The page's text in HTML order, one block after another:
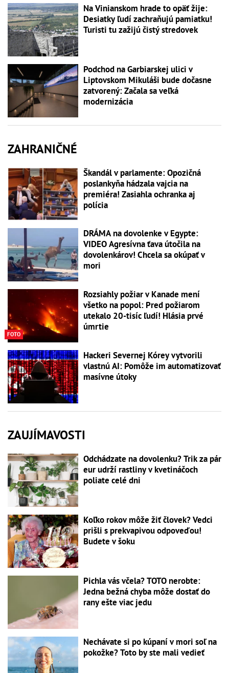
Na Vinianskom hrade to opäť žije:
Desiatky ľudí zachraňujú pamiatku!
Turisti tu zažijú čistý stredovek
Podchod na Garbiarskej ulici v
Liptovskom Mikuláši bude dočasne
zatvorený: Začala sa veľká
modernizácia
ZAHRANIČNÉ
Škandál v parlamente: Opozičná
poslankyňa hádzala vajcia na
premiéra! Zasiahla ochranka aj
polícia
DRÁMA na dovolenke v Egypte:
VIDEO Agresívna ťava útočila na
dovolenkárov! Chcela sa okúpať v
mori
FOTO
Rozsiahly požiar v Kanade mení
všetko na popol: Pred požiarom
utekalo 20-tisíc ľudí! Hlásia prvé
úmrtie
Hackeri Severnej Kórey vytvorili
vlastnú AI: Pomôže im automatizovať
masívne útoky
ZAUJÍMAVOSTI
Odchádzate na dovolenku? Trik za pár
eur udrží rastliny v kvetináčoch
poliate celé dni
Koľko rokov môže žiť človek? Vedci
prišli s prekvapivou odpoveďou!
Budete v šoku
Pichla vás včela? TOTO nerobte:
Jedna bežná chyba môže dostať do
rany ešte viac jedu
Nechávate si po kúpaní v mori soľ na
pokožke? Toto by ste mali vedieť